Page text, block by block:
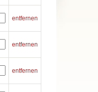
entfernen
entfernen
entfernen